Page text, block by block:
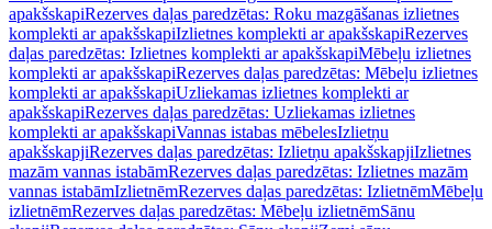
apakšskapiRezerves daļas paredzētas: Roku mazgāšanas izlietnes
komplekti ar apakšskapiIzlietnes komplekti ar apakšskapiRezerves
daļas paredzētas: Izlietnes komplekti ar apakšskapiMēbeļu izlietnes
komplekti ar apakšskapiRezerves daļas paredzētas: Mēbeļu izlietnes
komplekti ar apakšskapiUzliekamas izlietnes komplekti ar
apakšskapiRezerves daļas paredzētas: Uzliekamas izlietnes
komplekti ar apakšskapiVannas istabas mēbelesIzlietņu
apakšskapjiRezerves daļas paredzētas: Izlietņu apakšskapjiIzlietnes
mazām vannas istabāmRezerves daļas paredzētas: Izlietnes mazām
vannas istabāmIzlietnēmRezerves daļas paredzētas: IzlietnēmMēbeļu
izlietnēmRezerves daļas paredzētas: Mēbeļu izlietnēmSānu